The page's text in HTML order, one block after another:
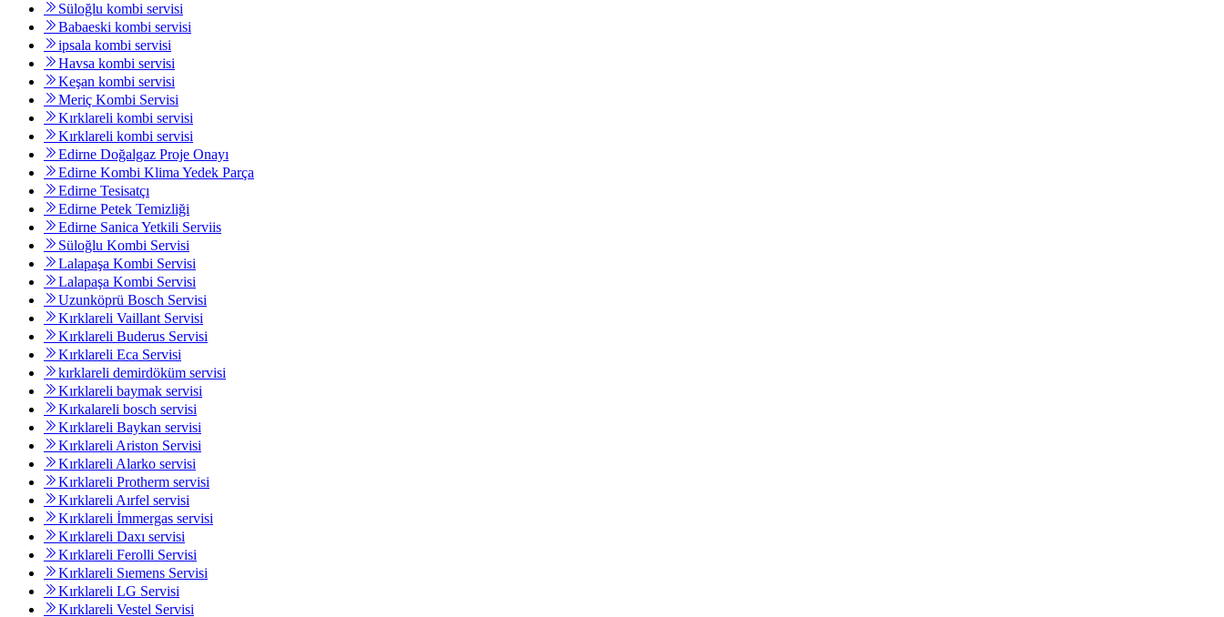
Süloğlu kombi servisi
Babaeski kombi servisi
ipsala kombi servisi
Havsa kombi servisi
Keşan kombi servisi
Meriç Kombi Servisi
Kırklareli kombi servisi
Kırklareli kombi servisi
Edirne Doğalgaz Proje Onayı
Edirne Kombi Klima Yedek Parça
Edirne Tesisatçı
Edirne Petek Temizliği
Edirne Sanica Yetkili Serviis
Süloğlu Kombi Servisi
Lalapaşa Kombi Servisi
Lalapaşa Kombi Servisi
Uzunköprü Bosch Servisi
Kırklareli Vaillant Servisi
Kırklareli Buderus Servisi
Kırklareli Eca Servisi
kırklareli demirdöküm servisi
Kırklareli baymak servisi
Kırkalareli bosch servisi
Kırklareli Baykan servisi
Kırklareli Ariston Servisi
Kırklareli Alarko servisi
Kırklareli Protherm servisi
Kırklareli Aırfel servisi
Kırklareli İmmergas servisi
Kırklareli Daxı servisi
Kırklareli Ferolli Servisi
Kırklareli Sıemens Servisi
Kırklareli LG Servisi
Kırklareli Vestel Servisi